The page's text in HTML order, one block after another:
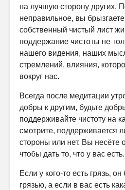
на лучшую сторону других.
неправильное, вы
собственный чистый лист
поддержание чистоты не
нашего видения, наших
стремлений, влияния,
вокруг нас.
Всегда после медитации
добры к другим, будьте
поддерживайте чистоту на
смотрите, поддерживается
стороны или нет. Вы несёте
чтобы дать то, что у вас есть.
Если у кого-то есть грязь,
грязью, а если в вас есть